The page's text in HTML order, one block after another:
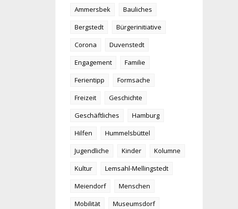
Ammersbek
Bauliches
Bergstedt
Bürgerinitiative
Corona
Duvenstedt
Engagement
Familie
Ferientipp
Formsache
Freizeit
Geschichte
Geschäftliches
Hamburg
Hilfen
Hummelsbüttel
Jugendliche
Kinder
Kolumne
Kultur
Lemsahl-Mellingstedt
Meiendorf
Menschen
Mobilität
Museumsdorf